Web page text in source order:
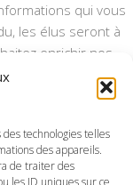
technologies telles
des appareils.
de traiter des
les ID uniques sur ce
qui vous
les élus seront à
enrichir nos
du bulletin
pour mieux vous